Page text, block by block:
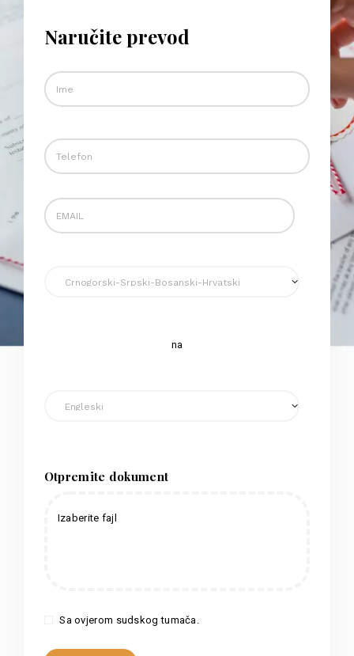
Naručite prevod
na
Otpremite dokument
Izaberite fajl
Sa ovjerom sudskog tumača.